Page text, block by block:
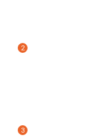
2
3